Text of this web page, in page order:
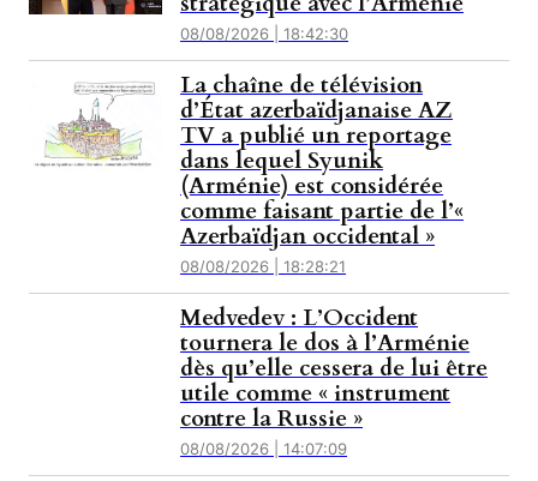
08/08/2026 | 18:42:30
La chaîne de télévision
d’État azerbaïdjanaise AZ
TV a publié un reportage
dans lequel Syunik
(Arménie) est considérée
comme faisant partie de l’«
Azerbaïdjan occidental »
08/08/2026 | 18:28:21
Medvedev : L’Occident
tournera le dos à l’Arménie
dès qu’elle cessera de lui être
utile comme « instrument
contre la Russie »
08/08/2026 | 14:07:09